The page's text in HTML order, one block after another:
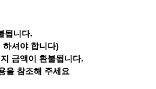
됩니다.
셔야 합니다)
금액이 환불됩니다.
을 참조해 주세요